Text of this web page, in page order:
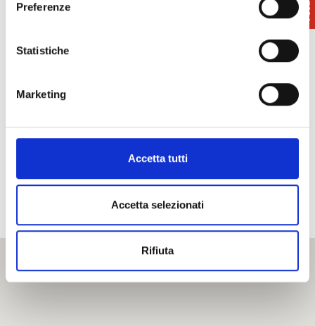
Preferenze
Statistiche
Marketing
Accetta tutti
Accetta selezionati
Rifiuta